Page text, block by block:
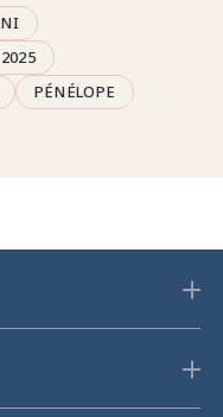
PÉNÉLOPE